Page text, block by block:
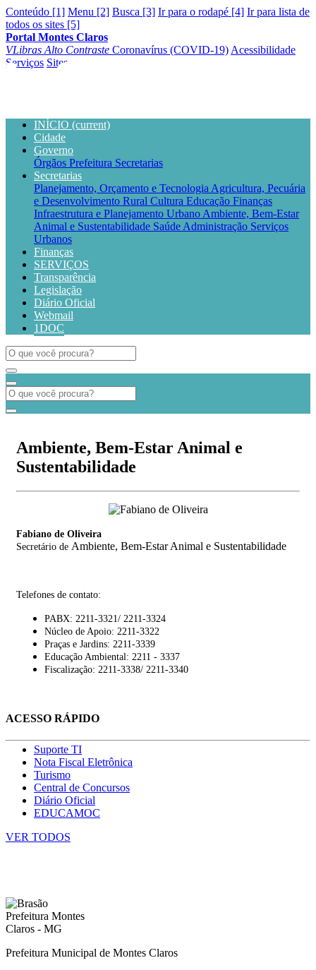
Conteúdo [1] Menu [2] Busca [3] Ir para o rodapé [4] Ir para lista de
todos os sites [5]
Portal Montes Claros
VLibras Alto Contraste Coronavírus (COVID-19) Acessibilidade
Serviços Sites
INÍCIO (current)
Cidade
Governo
Órgãos Prefeitura Secretarias
Secretarias
Planejamento, Orçamento e Tecnologia Agricultura, Pecuária
e Desenvolvimento Rural Cultura Educação Finanças
Infraestrutura e Planejamento Urbano Ambiente, Bem-Estar
Animal e Sustentabilidade Saúde Administração Serviços
Urbanos
Finanças
SERVIÇOS
Transparência
Legislação
Diário Oficial
Webmail
1DOC
Ambiente, Bem-Estar Animal e
Sustentabilidade
Fabiano de Oliveira
Secretário de Ambiente, Bem-Estar Animal e Sustentabilidade
Telefones de contato:
PABX: 2211-3321/ 2211-3324
Núcleo de Apoio: 2211-3322
Praças e Jardins: 2211-3339
Educação Ambiental: 2211 - 3337
Fiscalização: 2211-3338/ 2211-3340
ACESSO RÁPIDO
Suporte TI
Nota Fiscal Eletrônica
Turismo
Central de Concursos
Diário Oficial
EDUCAMOC
VER TODOS
Prefeitura Municipal de Montes Claros